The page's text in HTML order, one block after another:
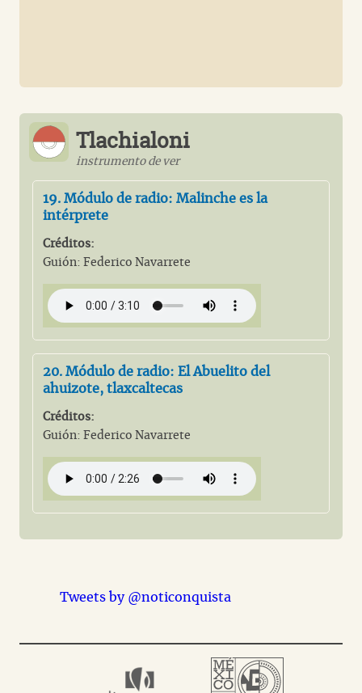
Tlachialoni
instrumento de ver
19. Módulo de radio: Malinche es la
intérprete
Créditos:
Guión: Federico Navarrete
20. Módulo de radio: El Abuelito del
ahuizote, tlaxcaltecas
Créditos:
Guión: Federico Navarrete
Tweets by @noticonquista